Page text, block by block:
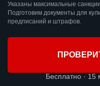
Указаны максимальные
Подготовим документы для
предписаний и штрафов.
Бесплатно · 15